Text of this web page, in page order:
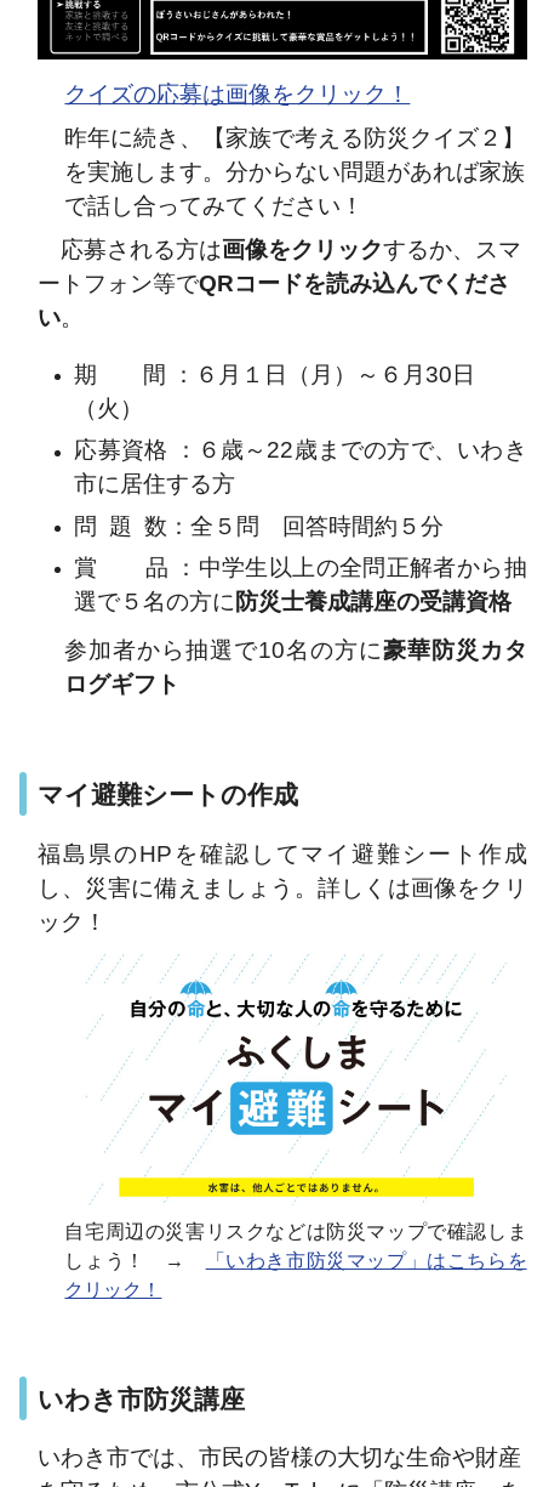
クイズの応募は画像をクリック！
昨年に続き、【家族で考える防災クイズ２】
を実施します。分からない問題があれば家族
で話し合ってみてください！
応募される方は画像をクリックするか、スマ
ートフォン等でQRコードを読み込んでくださ
い。
期 間 ：６月１日（月）～６月30日
（火）
応募資格 ：６歳～22歳までの方で、いわき
市に居住する方
問 題 数：全５問 回答時間約５分
賞 品 ：中学生以上の全問正解者から抽
選で５名の方に防災士養成講座の受講資格
参加者から抽選で10名の方に豪華防災カタ
ログギフト
マイ避難シートの作成
福島県のHPを確認してマイ避難シート作成
し、災害に備えましょう。詳しくは画像をクリ
ック！
自宅周辺の災害リスクなどは防災マップで確認しま
しょう！ →
「いわき市防災マップ」はこちらを
クリック！
いわき市防災講座
いわき市では、市民の皆様の大切な生命や財産